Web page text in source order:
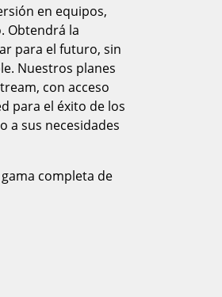
en equipos,
Obtendrá la
para el futuro, sin
Nuestros planes
con acceso
para el éxito de los
a sus necesidades
completa de